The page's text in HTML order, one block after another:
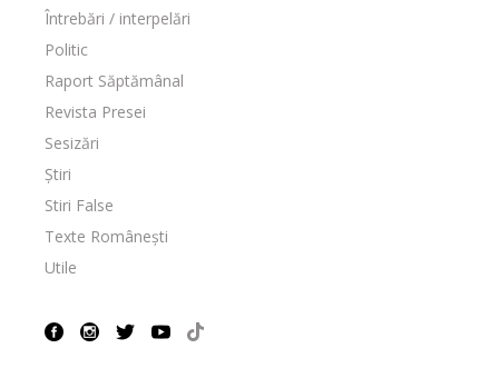
Întrebări / interpelări
Politic
Raport Săptămânal
Revista Presei
Sesizări
Știri
Stiri False
Texte Românești
Utile